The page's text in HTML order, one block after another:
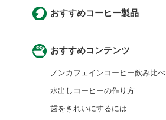
おすすめコーヒー製品
おすすめコンテンツ
ノンカフェインコーヒー飲み比べ
水出しコーヒーの作り方
歯をきれいにするには